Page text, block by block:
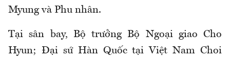
Myung và Phu nhân.
Tại sân bay, Bộ trưởng Bộ Ngoại giao Cho
Hyun; Đại sứ Hàn Quốc tại Việt Nam Choi